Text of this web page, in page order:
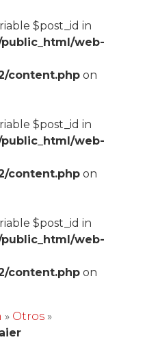
$post_id in
web-
content.phpon
$post_id in
web-
content.phpon
$post_id in
web-
content.phpon
» Otros»